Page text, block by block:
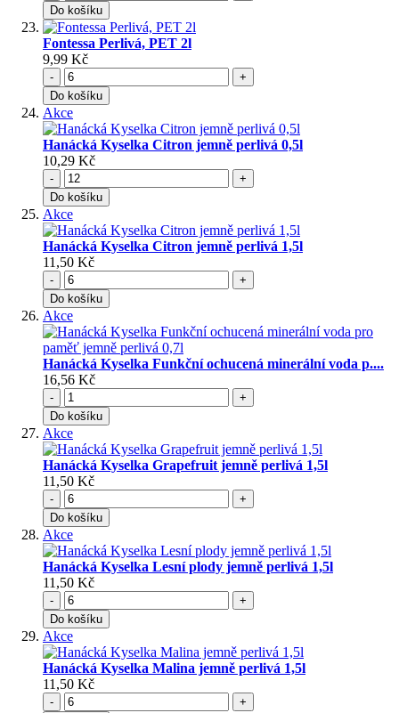
Do košíku
Fontessa Perlivá, PET 2l
9,99 Kč
-
+
Do košíku
Akce
Hanácká Kyselka Citron jemně perlivá 0,5l
10,29 Kč
-
+
Do košíku
Akce
Hanácká Kyselka Citron jemně perlivá 1,5l
11,50 Kč
-
+
Do košíku
Akce
Hanácká Kyselka Funkční ochucená minerální voda p....
16,56 Kč
-
+
Do košíku
Akce
Hanácká Kyselka Grapefruit jemně perlivá 1,5l
11,50 Kč
-
+
Do košíku
Akce
Hanácká Kyselka Lesní plody jemně perlivá 1,5l
11,50 Kč
-
+
Do košíku
Akce
Hanácká Kyselka Malina jemně perlivá 1,5l
11,50 Kč
-
+